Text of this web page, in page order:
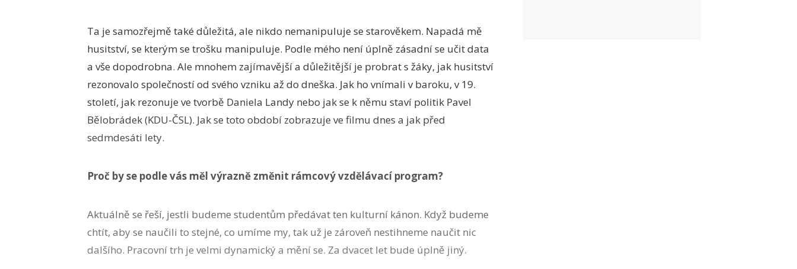
Ta je samozřejmě také důležitá, ale nikdo nemanipuluje se starověkem. Napadá mě
husitství, se kterým se trošku manipuluje. Podle mého není úplně zásadní se učit data
a vše dopodrobna. Ale mnohem zajímavější a důležitější je probrat s žáky, jak husitství
rezonovalo společností od svého vzniku až do dneška. Jak ho vnímali v baroku, v 19.
století, jak rezonuje ve tvorbě Daniela Landy nebo jak se k němu staví politik Pavel
Bělobrádek (KDU-ČSL). Jak se toto období zobrazuje ve filmu dnes a jak před
sedmdesáti lety.
Proč by se podle vás měl výrazně změnit rámcový vzdělávací program?
Aktuálně se řeší, jestli budeme studentům předávat ten kulturní kánon. Když budeme
chtít, aby se naučili to stejné, co umíme my, tak už je zároveň nestihneme naučit nic
dalšího. Pracovní trh je velmi dynamický a mění se. Za dvacet let bude úplně jiný.